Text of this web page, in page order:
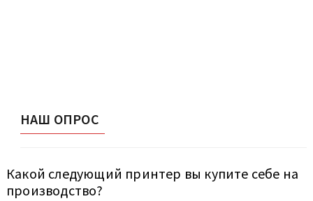
НАШ ОПРОС
Какой следующий принтер вы купите себе на
производство?